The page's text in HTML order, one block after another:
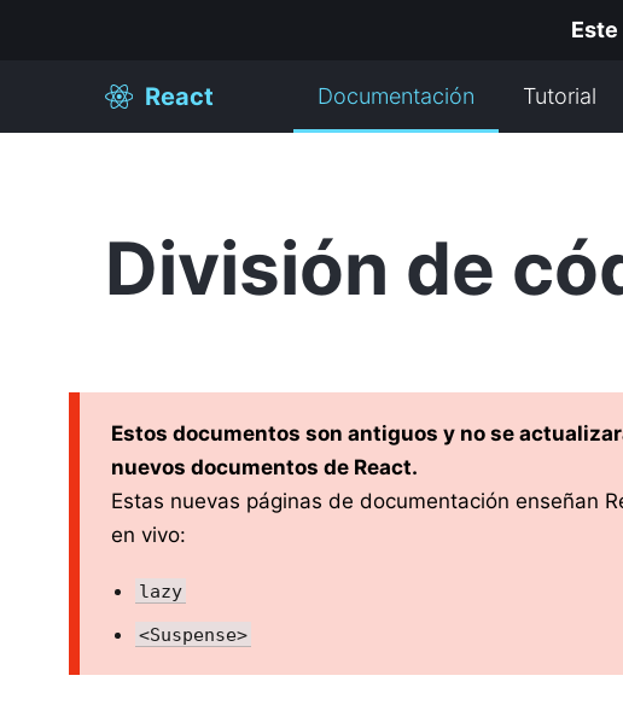
React Documentación Tutorial
División de
Estos documentos son antiguos y no se
nuevos documentos de React.
Estas nuevas páginas de documentación enseñan
en vivo:
lazy
<Suspense>